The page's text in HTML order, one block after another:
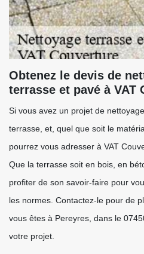
Obtenez le devis de
terrasse et pavé à VAT
Si vous avez un projet de
terrasse, et, quel que soit le
pourrez vous adresser à VAT
Que la terrasse soit en bois, en
profiter de son savoir-faire pour
les normes. Contactez-le pour de
vous êtes à Pereyres, dans le
votre projet.